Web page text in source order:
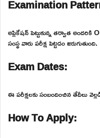
Examination
అప్లికేషన్ పెట్టుకున్న తర్వాత
సంస్థ వారు పరీక్ష పెట్టడం జరుగుతుంది.
Exam Dates:
ఈ పరీక్షలకు సంబందించిన తేదీలు
How To Apply: